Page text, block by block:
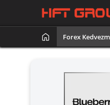
Forex